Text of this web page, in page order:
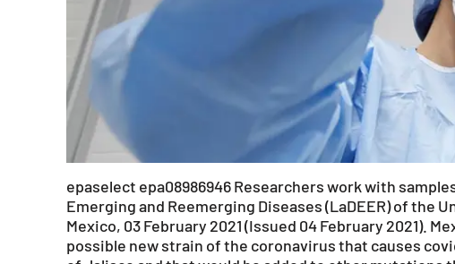
lacitymag.it
epaselect epa08986946 Researchers work with
Emerging and Reemerging Diseases (LaDEER) of the
Mexico, 03 February 2021 (Issued 04 February 2021).
possible new strain of the coronavirus that causes